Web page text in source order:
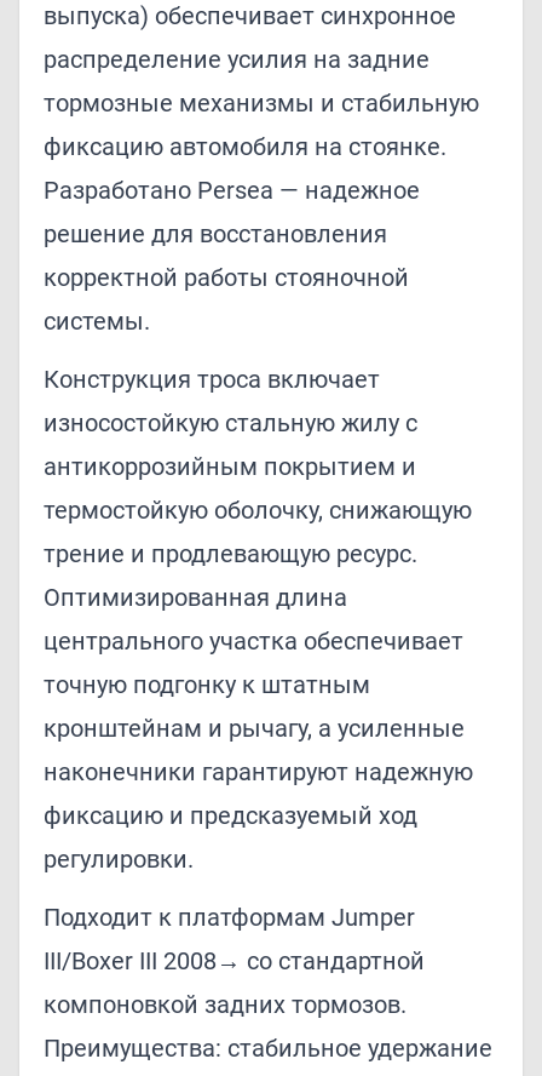
выпуска) обеспечивает синхронное
распределение усилия на задние
тормозные механизмы и стабильную
фиксацию автомобиля на стоянке.
Разработано Persea — надежное
решение для восстановления
корректной работы стояночной
системы.
Конструкция троса включает
износостойкую стальную жилу с
антикоррозийным покрытием и
термостойкую оболочку, снижающую
трение и продлевающую ресурс.
Оптимизированная длина
центрального участка обеспечивает
точную подгонку к штатным
кронштейнам и рычагу, а усиленные
наконечники гарантируют надежную
фиксацию и предсказуемый ход
регулировки.
Подходит к платформам Jumper
III/Boxer III 2008→ со стандартной
компоновкой задних тормозов.
Преимущества: стабильное удержание